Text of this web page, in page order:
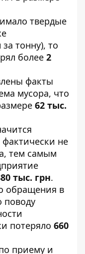
твердые
тонну), то
более 2
факты
мусора, что
62 тыс.
не
тем самым
тыс. грн.
обращения в
поводу
потеряло 660
приему и